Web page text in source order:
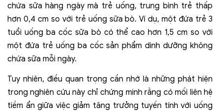
chứa sữa hàng ngày mà trẻ uống, trung bình trẻ thấp
hơn 0,4 cm so với trẻ uống sữa bò. Ví dụ, một đứa trẻ 3
tuổi uống ba cốc sữa bò có thể cao hơn 1,5 cm so với
một đứa trẻ uống ba cốc sản phẩm dinh dưỡng không
chứa sữa mỗi ngày.
Tuy nhiên, điều quan trọng cần nhớ là những phát hiện
trong nghiên cứu này chỉ chứng minh rằng có mối liên hệ
tiềm ẩn giữa việc giảm tăng trưởng tuyến tính với uống